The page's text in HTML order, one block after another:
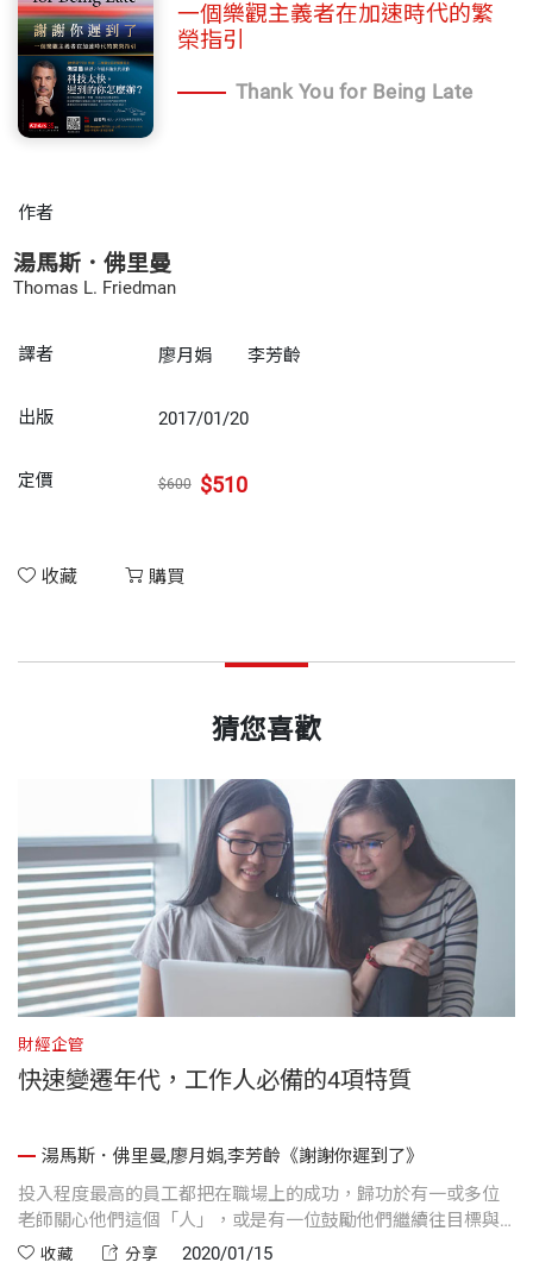
一個樂觀主義者在加速時代的繁
榮指引
Thank You for Being Late
作者
湯馬斯．佛里曼
Thomas L. Friedman
譯者 廖月娟 李芳齡
出版 2017/01/20
定價 $600 $510
收藏 購買
猜您喜歡
財經企管
快速變遷年代，工作人必備的4項特質
湯馬斯．佛里曼,廖月娟,李芳齡《謝謝你遲到了》
投入程度最高的員工都把在職場上的成功，歸功於有一或多位
老師關心他們這個「人」，或是有一位鼓勵他們繼續往目標與
夢想前進的良師益友，以及曾有一份可以應用所學的實習工
收藏 分享 2020/01/15